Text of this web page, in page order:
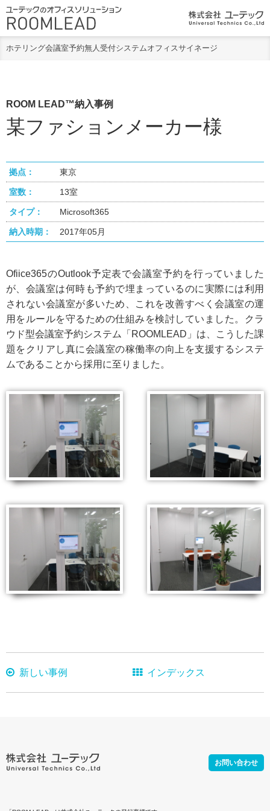
ホテリング会議室予約無人受付システムオフィスサイネージ
ROOM LEAD™納入事例
某ファションメーカー様
拠点： 東京
室数： 13室
タイプ： Microsoft365
納入時期： 2017年05月
Ofiice365のOutlook予定表で会議室予約を行っていました
が、会議室は何時も予約で埋まっているのに実際には利用
されない会議室が多いため、これを改善すべく会議室の運
用をルールを守るための仕組みを検討していました。クラ
ウド型会議室予約システム「ROOMLEAD」は、こうした課
題をクリアし真に会議室の稼働率の向上を支援するシステ
ムであることから採用に至りました。
新しい事例 インデックス
お問い合わせ